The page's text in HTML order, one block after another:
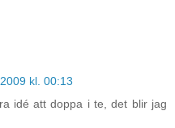
kl. 00:13
idé att doppa i te, det blir jag